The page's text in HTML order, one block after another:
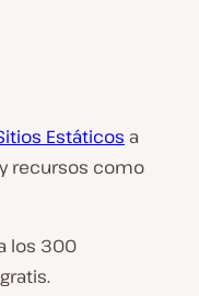
Estáticos a
recursos como
los 300